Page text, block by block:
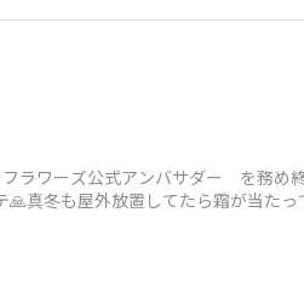
ラワーズ公式アンバサダー を務め
真冬も屋外放置してたら霜が当た